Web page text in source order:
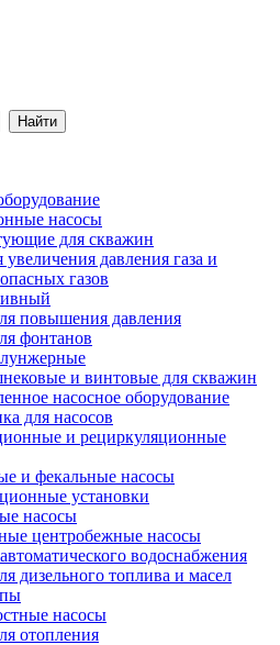
насосы
для скважин
увеличения давления газа и
газов
повышения давления
фонтанов
и винтовые для скважин
насосное оборудование
для насосов
и рециркуляционные
и фекальные насосы
установки
насосы
центробежные насосы
водоснабжения
дизельного топлива и масел
насосы
отопления